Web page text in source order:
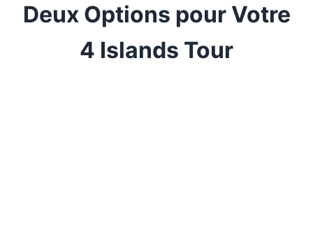
Deux Options pour Votre
4 Islands Tour